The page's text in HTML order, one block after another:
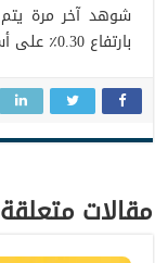
بارتفاع 0.30٪ على أساس يومي.
مقالات متعلقة